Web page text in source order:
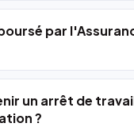
par
un arrêt de
?